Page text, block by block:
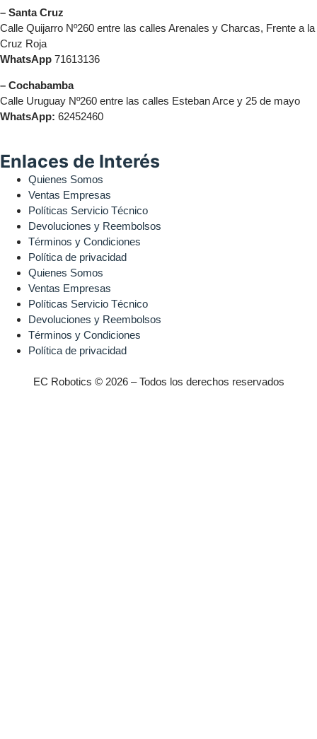
– Santa Cruz
Calle Quijarro Nº260 entre las calles Arenales y Charcas, Frente a la
Cruz Roja
WhatsApp 71613136
– Cochabamba
Calle Uruguay Nº260 entre las calles Esteban Arce y 25 de mayo
WhatsApp: 62452460
Enlaces de Interés
Quienes Somos
Ventas Empresas
Políticas Servicio Técnico
Devoluciones y Reembolsos
Términos y Condiciones
Política de privacidad
Quienes Somos
Ventas Empresas
Políticas Servicio Técnico
Devoluciones y Reembolsos
Términos y Condiciones
Política de privacidad
EC Robotics © 2026 – Todos los derechos reservados